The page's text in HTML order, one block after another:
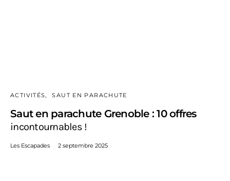
ACTIVITÉS SAUT EN PARACHUTE
Saut en parachute Grenoble : 10 offres
incontournables !
Les Escapades 2 septembre 2025